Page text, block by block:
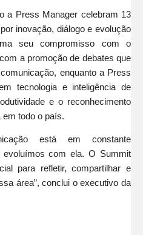
a Press Manager celebram 13
inovação, diálogo e evolução
seu compromisso com o
a promoção de debates que
enquanto a Press
tecnologia e inteligência de
e o reconhecimento
todo o país.
está em constante
evoluímos com ela. O Summit
para refletir, compartilhar e
área”, conclui o executivo da